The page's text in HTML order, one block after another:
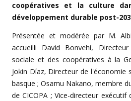
coopératives et la culture
développement durable post-
Présentée et modérée par M.
accueilli David Bonvehí,
sociale et des coopératives à la
Jokin Díaz, Directeur de l'économie
basque ; Osamu Nakano, membre
de CICOPA ; Vice-directeur exécutif